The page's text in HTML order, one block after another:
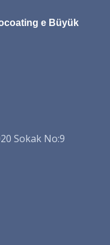
e Büyük
Sokak No:9